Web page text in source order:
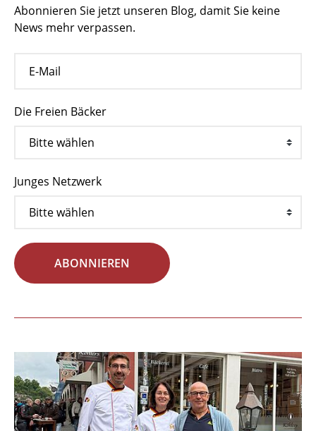
Abonnieren Sie jetzt unseren Blog, damit Sie keine
News mehr verpassen.
Die Freien Bäcker
Junges Netzwerk
ABONNIEREN